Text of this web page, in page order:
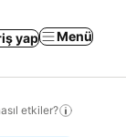
yap Menü
etkiler?